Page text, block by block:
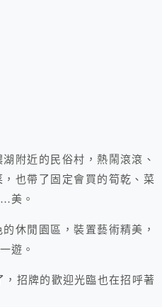
附近的民俗村，熱鬧滾滾、
也帶了固定會買的筍乾、菜
美。
休閒園區，裝置藝術精美，
遊。
招牌的歡迎光臨也在招呼著